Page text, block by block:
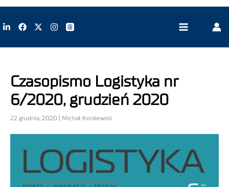
Czasopismo Logistyka nr
6/2020, grudzień 2020
22 grudnia, 2020 | Michał Koralewski